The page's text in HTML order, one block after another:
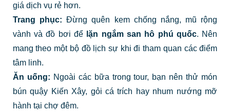
giá dịch vụ rẻ hơn.
Trang phục: Đừng quên kem chống nắng, mũ rộng
vành và đồ bơi để lặn ngắm san hô phú quốc. Nên
mang theo một bộ đồ lịch sự khi đi tham quan các điểm
tâm linh.
Ăn uống: Ngoài các bữa trong tour, bạn nên thử món
bún quậy Kiến Xây, gỏi cá trích hay nhum nướng mỡ
hành tại chợ đêm.